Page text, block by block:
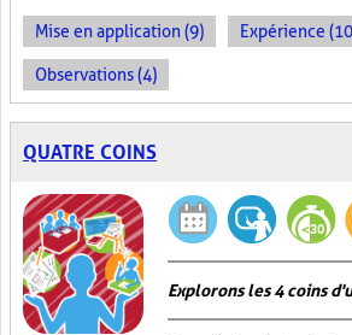
Mise en application (9) Expérience
Observations (4)
QUATRE COINS
Explorons les 4 coins